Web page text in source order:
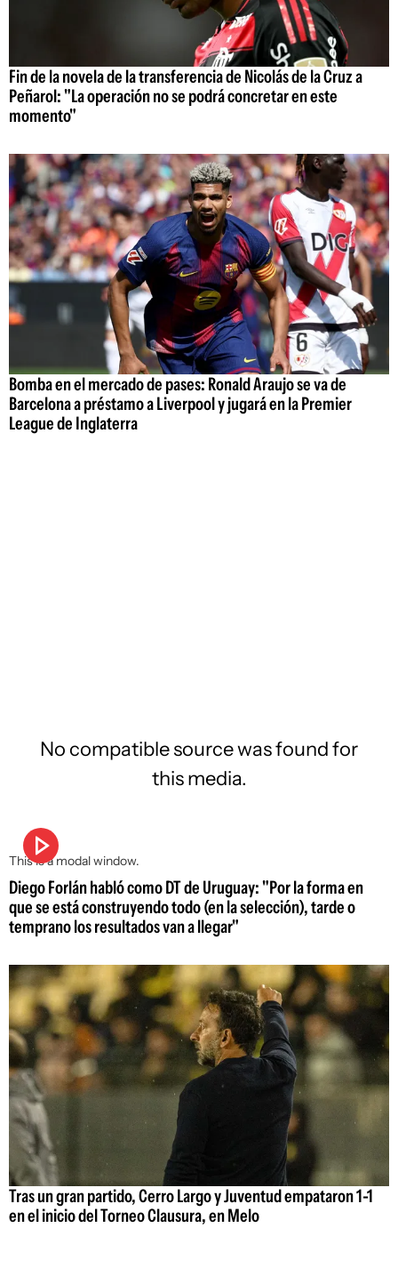
Fin de la novela de la transferencia de Nicolás de la Cruz a
Peñarol: "La operación no se podrá concretar en este
momento"
Bomba en el mercado de pases: Ronald Araujo se va de
Barcelona a préstamo a Liverpool y jugará en la Premier
League de Inglaterra
This is a modal window.
No compatible source was found for
this media.
Diego Forlán habló como DT de Uruguay: "Por la forma en
que se está construyendo todo (en la selección), tarde o
temprano los resultados van a llegar"
Tras un gran partido, Cerro Largo y Juventud empataron 1-1
en el inicio del Torneo Clausura, en Melo